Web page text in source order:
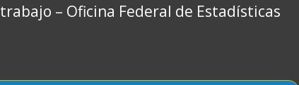
– Oficina Federal de Estadísticas